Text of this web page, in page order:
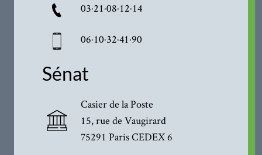
03·21·08·12·14
06·10·32·41·90
Sénat
Casier de la Poste
15, rue de Vaugirard
75291 Paris CEDEX 6